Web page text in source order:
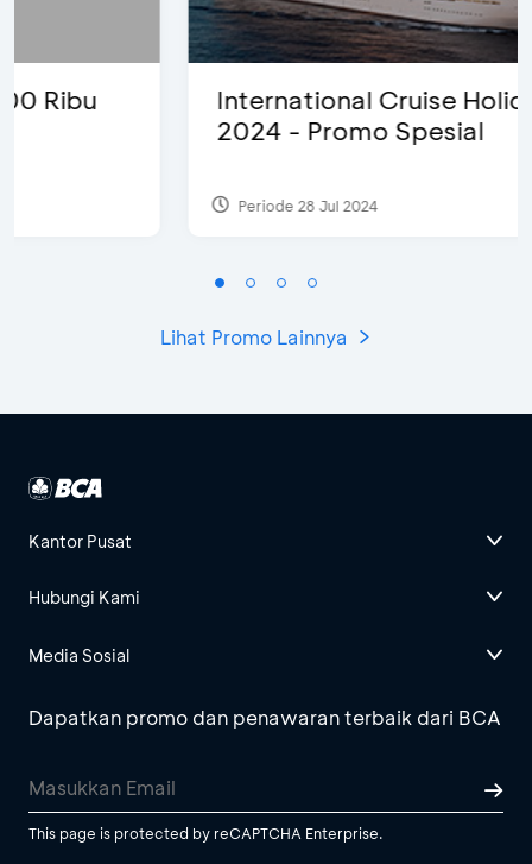
International Cruise Holiday Fair
2024 - Promo Spesial
Periode 28 Jul 2024
Lihat Promo Lainnya
Kantor Pusat
Hubungi Kami
Media Sosial
Dapatkan promo dan penawaran terbaik dari BCA
This page is protected by reCAPTCHA Enterprise.